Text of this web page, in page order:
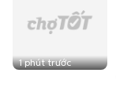
1 phút trước